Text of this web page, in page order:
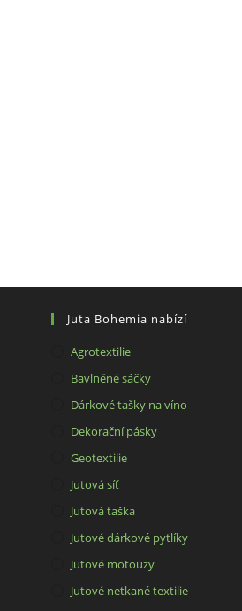
Juta Bohemia nabízí
Agrotextilie
Bavlněné sáčky
Dárkové tašky na víno
Dekorační pásky
Geotextilie
Jutová síť
Jutová taška
Jutové dárkové pytlíky
Jutové motouzy
Jutové netkané textilie